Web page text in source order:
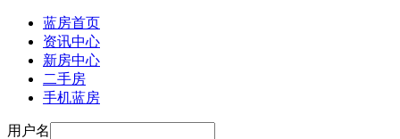
蓝房首页
资讯中心
新房中心
二手房
手机蓝房
用户名